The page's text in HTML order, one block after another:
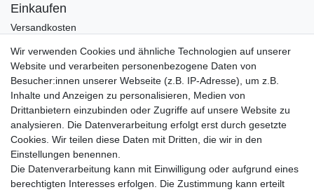
Einkaufen
Versandkosten
Hilfe
Informationen
Batterieverordnung
Über uns
Garantie Paella/Allgrill
Garantie Autohome
Wir verwenden Cookies und ähnliche Technologien auf unserer
Website und verarbeiten personenbezogene Daten von
Besucher:innen unserer Webseite (z.B. IP-Adresse), um z.B.
Inhalte und Anzeigen zu personalisieren, Medien von
Drittanbietern einzubinden oder Zugriffe auf unsere Website zu
analysieren. Die Datenverarbeitung erfolgt erst durch gesetzte
Cookies. Wir teilen diese Daten mit Dritten, die wir in den
Einstellungen benennen.
Die Datenverarbeitung kann mit Einwilligung oder aufgrund eines
berechtigten Interesses erfolgen. Die Zustimmung kann erteilt